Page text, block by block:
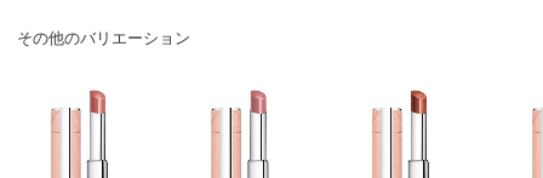
その他のバリエーション